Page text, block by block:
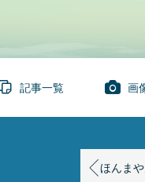
記事一覧 画
ほんまやん‼︎って